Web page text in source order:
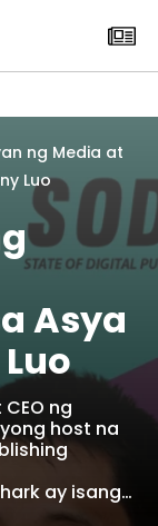
ng Media at
Luo
Asya
ng
host na
ay isang…